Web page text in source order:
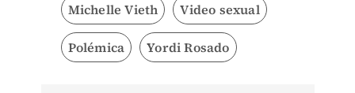
Michelle Vieth Video sexual
Polémica Yordi Rosado